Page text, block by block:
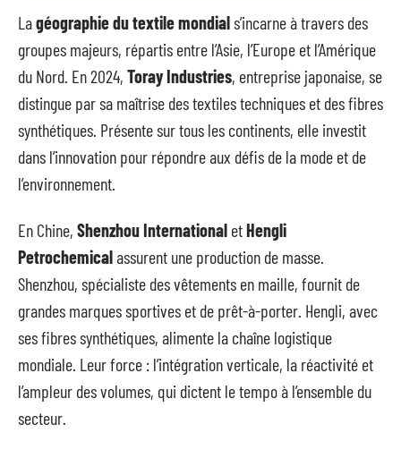
Lagéographie du textile mondials’incarne à travers des
groupes majeurs, répartis entre l’Asie, l’Europe et l’Amérique
du Nord. En 2024, Toray Industries, entreprise japonaise, se
distingue par sa maîtrise des textiles techniques et des fibres
synthétiques. Présente sur tous les continents, elle investit
dans l’innovation pour répondre aux défis de la mode et de
l’environnement.
En Chine, Shenzhou International etHengli
Petrochemicalassurent une production de masse.
Shenzhou, spécialiste des vêtements en maille, fournit de
grandes marques sportives et de prêt-à-porter. Hengli, avec
ses fibres synthétiques, alimente la chaîne logistique
mondiale. Leur force : l’intégration verticale, la réactivité et
l’ampleur des volumes, qui dictent le tempo à l’ensemble du
secteur.